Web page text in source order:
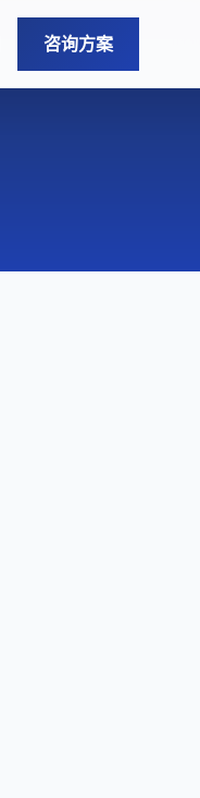
咨询方案